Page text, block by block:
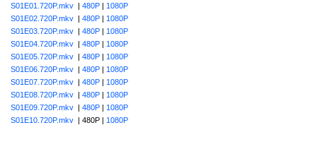
S01E01.720P.mkv | 480P | 1080P
S01E02.720P.mkv | 480P | 1080P
S01E03.720P.mkv | 480P | 1080P
S01E04.720P.mkv | 480P | 1080P
S01E05.720P.mkv | 480P | 1080P
S01E06.720P.mkv | 480P | 1080P
S01E07.720P.mkv | 480P | 1080P
S01E08.720P.mkv | 480P | 1080P
S01E09.720P.mkv | 480P | 1080P
S01E10.720P.mkv | 480P | 1080P